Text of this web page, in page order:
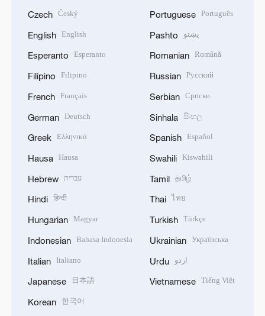
Czech Český
English English
Esperanto Esperanto
Filipino Filipino
French Français
German Deutsch
Greek Ελληνικά
Hausa Hausa
Hebrew עברית
Hindi हिन्दी
Hungarian Magyar
Indonesian Bahasa Indonesia
Italian Italiano
Japanese 日本語
Korean 한국어
Portuguese Português
Pashto پښتو
Romanian Română
Russian Русский
Serbian Српски
Sinhala සිංහල
Spanish Español
Swahili Kiswahili
Tamil தமிழ்
Thai ไทย
Turkish Türkçe
Ukrainian Українська
Urdu اردو
Vietnamese Tiếng Việt